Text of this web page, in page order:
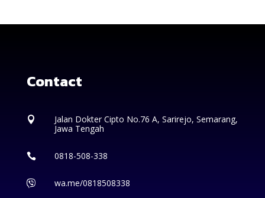
Contact

Jalan Dokter Cipto No.76 A, Sarirejo, Semarang,
Jawa Tengah
 0818-508-338
 wa.me/0818508338